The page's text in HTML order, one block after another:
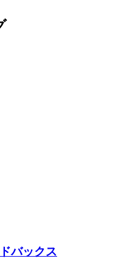
バックス